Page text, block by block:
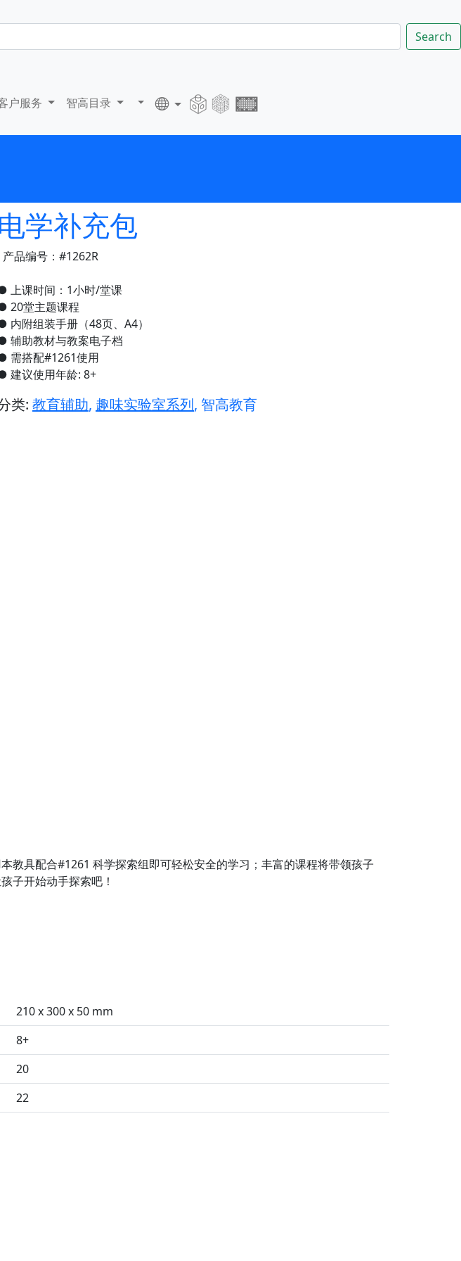
Search
户服务 智高目录
电学补充包
产品编号：#1262R
上课时间：1小时/堂课
20堂主题课程
内附组装手册（48页、A4）
辅助教材与教案电子档
需搭配#1261使用
建议使用年龄: 8+
类: 教育辅助, 趣味实验室系列, 智高教育
教具配合#1261 科学探索组即可轻松安全的学习；丰富的课程将带领孩子
子开始动手探索吧！
210 x 300 x 50 mm
8+
20
22